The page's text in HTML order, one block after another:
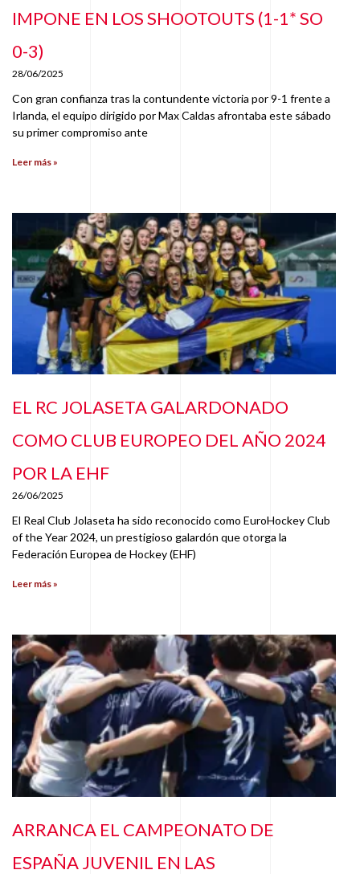
IMPONE EN LOS SHOOTOUTS (1-1* SO
0-3)
28/06/2025
Con gran confianza tras la contundente victoria por 9-1 frente a
Irlanda, el equipo dirigido por Max Caldas afrontaba este sábado
su primer compromiso ante
Leer más »
EL RC JOLASETA GALARDONADO
COMO CLUB EUROPEO DEL AÑO 2024
POR LA EHF
26/06/2025
El Real Club Jolaseta ha sido reconocido como EuroHockey Club
of the Year 2024, un prestigioso galardón que otorga la
Federación Europea de Hockey (EHF)
Leer más »
ARRANCA EL CAMPEONATO DE
ESPAÑA JUVENIL EN LAS